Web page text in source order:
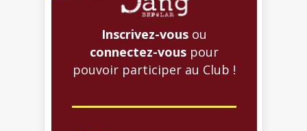
Inscrivez-vous ou
connectez-vous pour
pouvoir participer au Club !